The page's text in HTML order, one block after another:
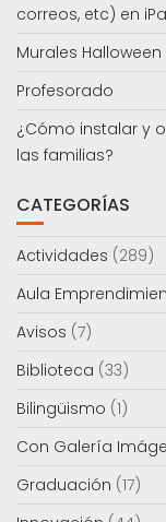
correos, etc) en
Murales Halloween
Profesorado
¿Cómo instalar y
las familias?
CATEGORÍAS
Actividades (289)
Aula
Avisos (7)
Biblioteca (33)
Bilingüismo (1)
Con Galería
Graduación (17)